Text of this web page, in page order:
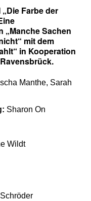
Farbe der
„Manche Sachen
mit dem
in Kooperation
Manthe, Sarah
Sharon On
Wildt